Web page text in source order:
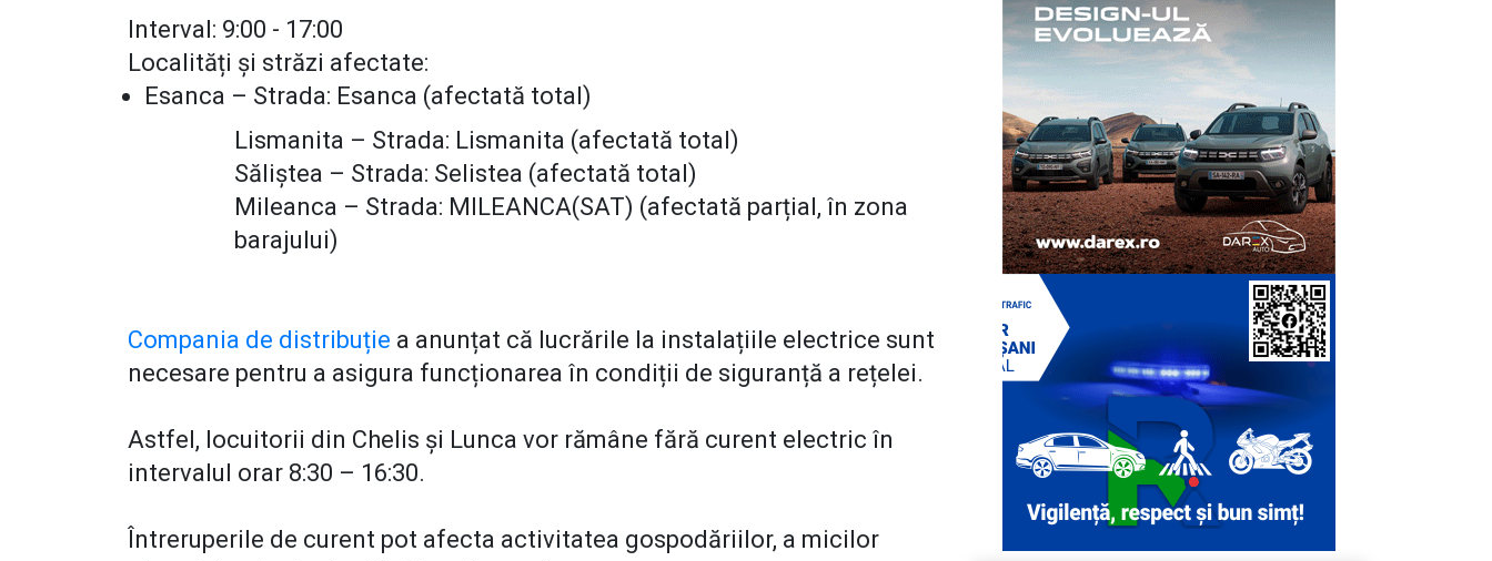
Interval: 9:00 - 17:00
Localități și străzi afectate:
Esanca – Strada: Esanca (afectată total)
Lismanita – Strada: Lismanita (afectată total)
Săliștea – Strada: Selistea (afectată total)
Mileanca – Strada: MILEANCA(SAT) (afectată parțial, în zona
barajului)
Compania de distribuție a anunțat că lucrările la instalațiile electrice sunt
necesare pentru a asigura funcționarea în condiții de siguranță a rețelei.
Astfel, locuitorii din Chelis și Lunca vor rămâne fără curent electric în
intervalul orar 8:30 – 16:30.
Întreruperile de curent pot afecta activitatea gospodăriilor, a micilor